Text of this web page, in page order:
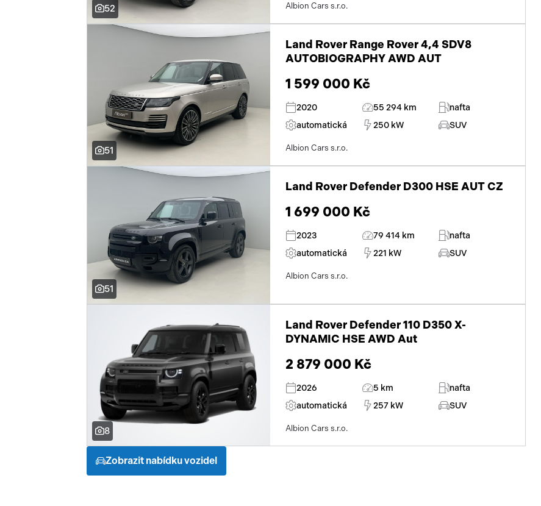
52 Albion Cars s.r.o.
51
Land Rover Range Rover 4,4 SDV8
AUTOBIOGRAPHY AWD AUT
1 599 000 Kč
2020 55 294 km
nafta
automatická
250 kW SUV
Albion Cars s.r.o.
51
Land Rover Defender D300 HSE AUT CZ
1 699 000 Kč
2023 79 414 km
nafta
automatická
221 kW SUV
Albion Cars s.r.o.
8
Land Rover Defender 110 D350 X-
DYNAMIC HSE AWD Aut
2 879 000 Kč
2026 5 km
nafta
automatická
257 kW SUV
Albion Cars s.r.o.
Zobrazit nabídku vozidel